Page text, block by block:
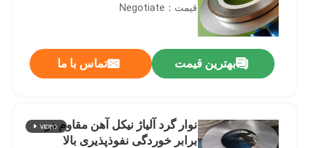
قیمت：Negotiate
بهترین قیمت تماس با ما
نوار گرد آلیاژ نیکل آهن مقاوم در
برابر خوردگی نفوذپذیری بالا